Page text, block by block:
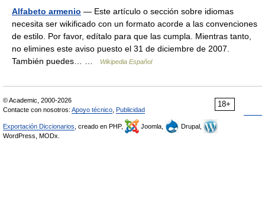
Alfabeto armenio — Este artículo o sección sobre idiomas
necesita ser wikificado con un formato acorde a las convenciones
de estilo. Por favor, edítalo para que las cumpla. Mientras tanto,
no elimines este aviso puesto el 31 de diciembre de 2007.
También puedes… …
Wikipedia Español
18+
© Academic, 2000-2026
Contacte con nosotros: Apoyo técnico Publicidad
Exportación Diccionarios , creado en PHP, Joomla,
Drupal,
WordPress, MODx.